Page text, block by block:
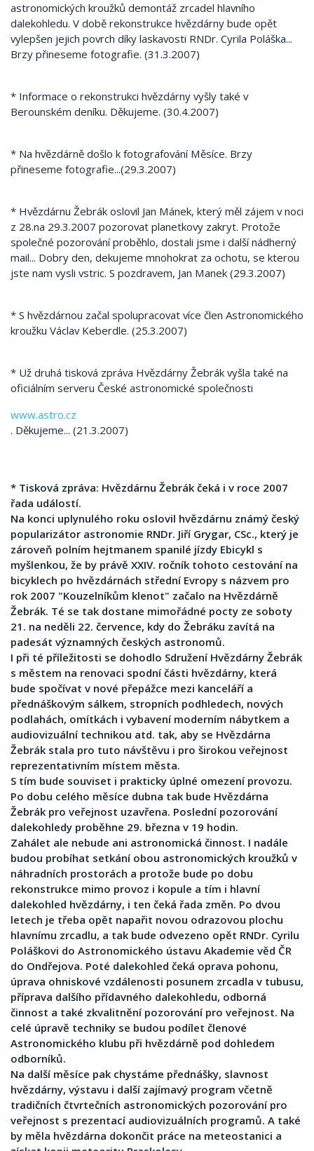
astronomických kroužků demontáž zrcadel hlavního
dalekohledu. V době rekonstrukce hvězdárny bude opět
vylepšen jejich povrch díky laskavosti RNDr. Cyrila Poláška...
Brzy přineseme fotografie. (31.3.2007)
* Informace o rekonstrukci hvězdárny vyšly také v
Berounském deníku. Děkujeme. (30.4.2007)
* Na hvězdárně došlo k fotografování Měsíce. Brzy
přineseme fotografie...(29.3.2007)
* Hvězdárnu Žebrák oslovil Jan Mánek, který měl zájem v noci
z 28.na 29.3.2007 pozorovat planetkovy zakryt. Protože
společné pozorování proběhlo, dostali jsme i další nádherný
mail... Dobry den, dekujeme mnohokrat za ochotu, se kterou
jste nam vysli vstric. S pozdravem, Jan Manek (29.3.2007)
* S hvězdárnou začal spolupracovat více člen Astronomického
kroužku Václav Keberdle. (25.3.2007)
* Už druhá tisková zpráva Hvězdárny Žebrák vyšla také na
oficiálním serveru České astronomické společnosti
www.astro.cz
. Děkujeme... (21.3.2007)
* Tisková zpráva: Hvězdárnu Žebrák čeká i v roce 2007
řada událostí.
Na konci uplynulého roku oslovil hvězdárnu známý český
popularizátor astronomie RNDr. Jiří Grygar, CSc., který je
zároveň polním hejtmanem spanilé jízdy Ebicykl s
myšlenkou, že by právě XXIV. ročník tohoto cestování na
bicyklech po hvězdárnách střední Evropy s názvem pro
rok 2007 "Kouzelníkům klenot" začalo na Hvězdárně
Žebrák. Té se tak dostane mimořádné pocty ze soboty
21. na neděli 22. července, kdy do Žebráku zavítá na
padesát významných českých astronomů.
I při té příležitosti se dohodlo Sdružení Hvězdárny Žebrák
s městem na renovaci spodní části hvězdárny, která
bude spočívat v nové přepážce mezi kanceláří a
přednáškovým sálkem, stropních podhledech, nových
podlahách, omítkách i vybavení moderním nábytkem a
audiovizuální technikou atd. tak, aby se Hvězdárna
Žebrák stala pro tuto návštěvu i pro širokou veřejnost
reprezentativním místem města.
S tím bude souviset i prakticky úplné omezení provozu.
Po dobu celého měsíce dubna tak bude Hvězdárna
Žebrák pro veřejnost uzavřena. Poslední pozorování
dalekohledy proběhne 29. března v 19 hodin.
Zahálet ale nebude ani astronomická činnost. I nadále
budou probíhat setkání obou astronomických kroužků v
náhradních prostorách a protože bude po dobu
rekonstrukce mimo provoz i kopule a tím i hlavní
dalekohled hvězdárny, i ten čeká řada změn. Po dvou
letech je třeba opět napařit novou odrazovou plochu
hlavnímu zrcadlu, a tak bude odvezeno opět RNDr. Cyrilu
Poláškovi do Astronomického ústavu Akademie věd ČR
do Ondřejova. Poté dalekohled čeká oprava pohonu,
úprava ohniskové vzdálenosti posunem zrcadla v tubusu,
příprava dalšího přídavného dalekohledu, odborná
činnost a také zkvalitnění pozorování pro veřejnost. Na
celé úpravě techniky se budou podílet členové
Astronomického klubu při hvězdárně pod dohledem
odborníků.
Na další měsíce pak chystáme přednášky, slavnost
hvězdárny, výstavu i další zajímavý program včetně
tradičních čtvrtečních astronomických pozorování pro
veřejnost s prezentací audiovizuálních programů. A také
by měla hvězdárna dokončit práce na meteostanici a